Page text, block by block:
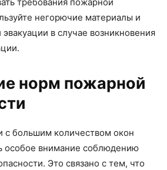
негорючие материалы и
в случае возникновения
норм пожарной
с большим количеством окон
особое внимание соблюдению
Это связано с тем, что